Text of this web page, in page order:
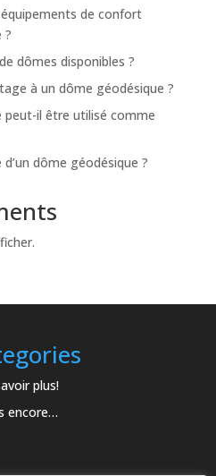
de confort
?
dômes disponibles ?
à un dôme géodésique ?
peut-il être utilisé comme
dôme géodésique ?
plus!
encore…